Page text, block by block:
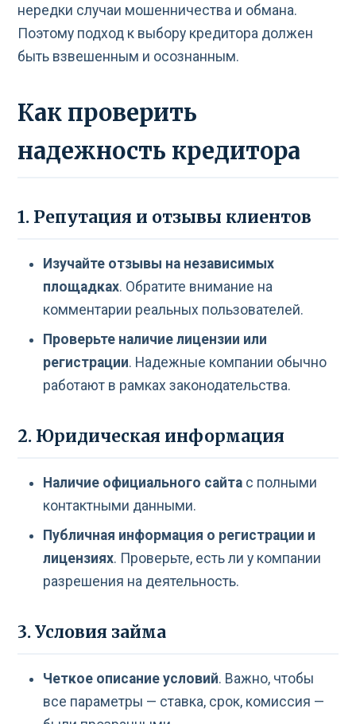
нередки случаи мошенничества и обмана.
Поэтому подход к выбору кредитора должен
быть взвешенным и осознанным.
Как проверить
надежность кредитора
1. Репутация и отзывы клиентов
Изучайте отзывы на независимых
площадках. Обратите внимание на
комментарии реальных пользователей.
Проверьте наличие лицензии или
регистрации. Надежные компании обычно
работают в рамках законодательства.
2. Юридическая информация
Наличие официального сайта с полными
контактными данными.
Публичная информация о регистрации и
лицензиях. Проверьте, есть ли у компании
разрешения на деятельность.
3. Условия займа
Четкое описание условий. Важно, чтобы
все параметры — ставка, срок, комиссия —